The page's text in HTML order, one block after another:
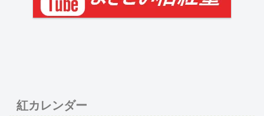
紅カレンダー